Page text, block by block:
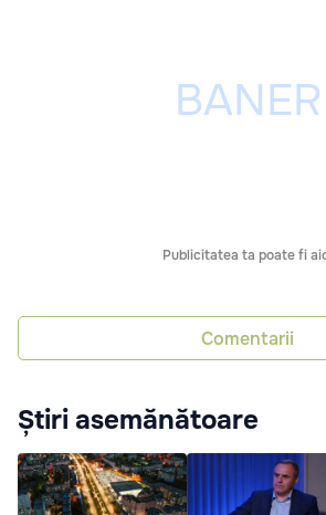
Publicitatea ta poate fi
Comentarii
Știri asemănătoare